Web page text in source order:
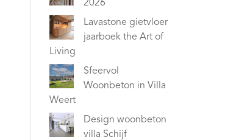
2026
Lavastone gietvloer
jaarboek the Art of
Living
Sfeervol
Woonbeton in Villa
Weert
Design woonbeton
villa Schijf